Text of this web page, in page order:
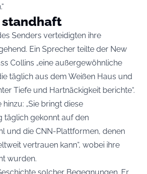
Senders verteidigten ihre
Ein Sprecher teilte der New
Collins „eine außergewöhnliche
täglich aus dem Weißen Haus und
Tiefe und Hartnäckigkeit berichte“.
„Sie bringt diese
täglich gekonnt auf den
und die CNN-Plattformen, denen
vertrauen kann“, wobei ihre
wurden.